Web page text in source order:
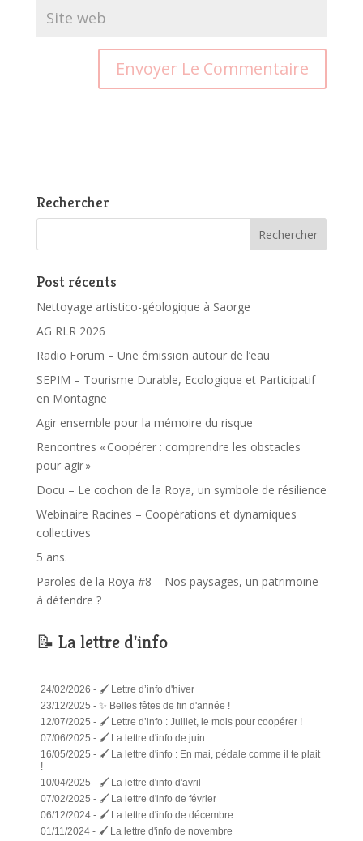
Rechercher
Post récents
Nettoyage artistico-géologique à Saorge
AG RLR 2026
Radio Forum – Une émission autour de l’eau
SEPIM – Tourisme Durable, Ecologique et Participatif
en Montagne
Agir ensemble pour la mémoire du risque
Rencontres « Coopérer : comprendre les obstacles
pour agir »
Docu – Le cochon de la Roya, un symbole de résilience
Webinaire Racines – Coopérations et dynamiques
collectives
5 ans.
Paroles de la Roya #8 – Nos paysages, un patrimoine
à défendre ?
📝 La lettre d'info
24/02/2026 - 🖌️ Lettre d’info d'hiver
23/12/2025 - ✨ Belles fêtes de fin d'année !
12/07/2025 - 🖌️ Lettre d’info : Juillet, le mois pour coopérer !
07/06/2025 - 🖌️ La lettre d'info de juin
16/05/2025 - 🖌️ La lettre d'info : En mai, pédale comme il te plait
!
10/04/2025 - 🖌️ La lettre d'info d'avril
07/02/2025 - 🖌️ La lettre d'info de février
06/12/2024 - 🖌️ La lettre d'info de décembre
01/11/2024 - 🖌️ La lettre d'info de novembre